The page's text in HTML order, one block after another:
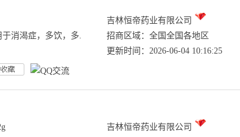
消渴症，多饮，多.
吉林恒帝药业有限公司
招商区域：全国全国各地区
更新时间：2026-06-04 10:16:25
吉林恒帝药业有限公司